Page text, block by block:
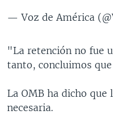
— Voz de América
"La retención no fue
tanto, concluimos
La OMB ha dicho
necesaria.